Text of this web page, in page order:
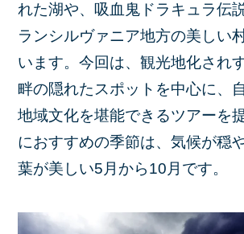
れた湖や、吸血鬼ドラキュラ伝
ランシルヴァニア地方の美しい
います。今回は、観光地化され
畔の隠れたスポットを中心に、
地域文化を堪能できるツアーを
におすすめの季節は、気候が穏
葉が美しい5月から10月です。